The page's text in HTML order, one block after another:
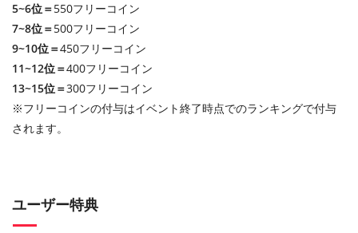
5~6位＝550フリーコイン
7~8位＝500フリーコイン
9~10位＝450フリーコイン
11~12位＝400フリーコイン
13~15位＝300フリーコイン
※フリーコインの付与はイベント終了時点でのランキングで付与
されます。
ユーザー特典